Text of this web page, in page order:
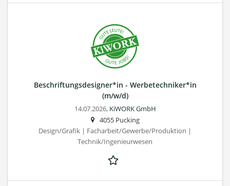
Beschriftungsdesigner*in - Werbetechniker*in
(m/w/d)
14.07.2026, KiWORK GmbH
4055 Pucking
Design/Grafik | Facharbeit/Gewerbe/Produktion |
Technik/Ingenieurwesen